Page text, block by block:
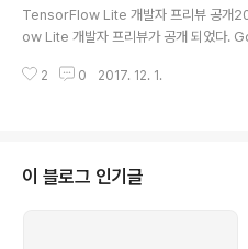
TensorFlow Lite 개발자 프리뷰 공개
ow Lite 개발자 프리뷰가 공개 되었다
지원 한다.특성은 아래와 같다
..
2 0 2017. 12. 1.
이 블로그 인기글